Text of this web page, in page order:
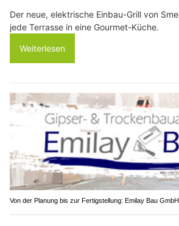
Der neue, elektrische Einbau-Grill von
jede Terrasse in eine Gourmet-Küche.
Weiterlesen
Von der Planung bis zur Fertigstellung: Emilay Bau